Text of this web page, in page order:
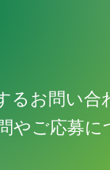
るお問い合
やご応募に